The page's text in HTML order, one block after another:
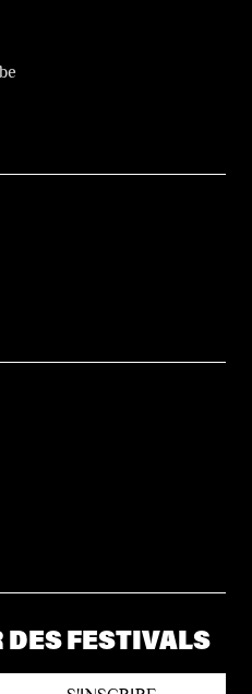
DES FESTIVALS